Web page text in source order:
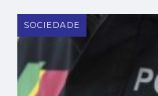
SOCIEDADE